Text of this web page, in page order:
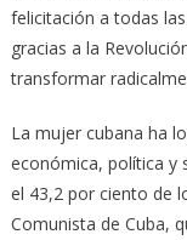
felicitación a todas
gracias a la
transformar
La mujer cubana ha
económica, política y
el 43,2 por ciento de
Comunista de Cuba,